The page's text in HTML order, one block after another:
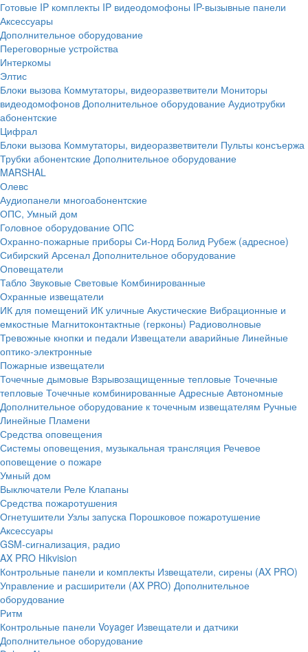
Готовые IP комплекты IP видеодомофоны IP-вызывные панели
Аксессуары
Дополнительное оборудование
Переговорные устройства
Интеркомы
Элтис
Блоки вызова Коммутаторы, видеоразветвители Мониторы
видеодомофонов Дополнительное оборудование Аудиотрубки
абонентские
Цифрал
Блоки вызова Коммутаторы, видеоразветвители Пульты консъержа
Трубки абонентские Дополнительное оборудование
MARSHAL
Олевс
Аудиопанели многоабонентские
ОПС, Умный дом
Головное оборудование ОПС
Охранно-пожарные приборы Си-Норд Болид Рубеж (адресное)
Сибирский Арсенал Дополнительное оборудование
Оповещатели
Табло Звуковые Световые Комбинированные
Охранные извещатели
ИК для помещений ИК уличные Акустические Вибрационные и
емкостные Магнитоконтактные (герконы) Радиоволновые
Тревожные кнопки и педали Извещатели аварийные Линейные
оптико-электронные
Пожарные извещатели
Точечные дымовые Взрывозащищенные тепловые Точечные
тепловые Точечные комбинированные Адресные Автономные
Дополнительное оборудование к точечным извещателям Ручные
Линейные Пламени
Средства оповещения
Системы оповещения, музыкальная трансляция Речевое
оповещение о пожаре
Умный дом
Выключатели Реле Клапаны
Средства пожаротушения
Огнетушители Узлы запуска Порошковое пожаротушение
Аксессуары
GSM-сигнализация, радио
AX PRO Hikvision
Контрольные панели и комплекты Извещатели, сирены (AX PRO)
Управление и расширители (AX PRO) Дополнительное
оборудование
Ритм
Контрольные панели Voyager Извещатели и датчики
Дополнительное оборудование